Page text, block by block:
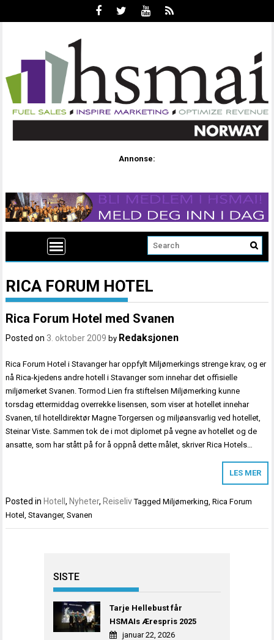
Annonse:
RICA FORUM HOTEL
Rica Forum Hotel med Svanen
Posted on 3. oktober 2009 by Redaksjonen
Rica Forum Hotel i Stavanger har oppfylt Miljømerkings strenge krav, og er
nå Rica-kjedens andre hotell i Stavanger som innehar det offisielle
miljømerket Svanen. Tormod Lien fra stiftelsen Miljømerking kunne
torsdag ettermiddag overrekke lisensen, som viser at hotellet innehar
Svanen, til hotelldirektør Magne Torgersen og miljøansvarlig ved hotellet,
Steinar Viste. Sammen tok de i mot diplomet på vegne av hotellet og de
ansatte, som har stått på for å oppnå dette målet, skriver Rica Hotels…
LES MER
Posted in Hotell, Nyheter, Reiseliv TaggedMiljømerking,Rica Forum
Hotel,Stavanger,Svanen
SISTE
Tarje Hellebust får
HSMAIs Ærespris 2025
januar 22, 2026